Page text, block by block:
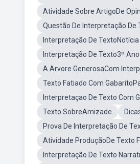
Atividade Sobre ArtigoDe
Questão De Interpretação De
Interpretação De
Interpretação De Texto3º Ano
A Arvore GenerosaCom
Texto Fatiado Com
Interpretaçao De Texto Com
Texto SobreAmizade
Prova De Interpretação De
Atividade ProduçãoDe Texto
Interpretação De Texto